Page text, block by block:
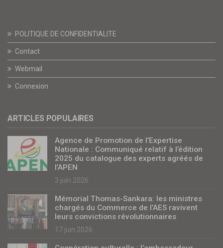
POLITIQUE DE CONFIDENTIALITE
Contact
Webmail
Connexion
ARTICLES POPULAIRES
Agence de Promotion de l’Expertise
Nationale : Communiqué relatif à l’édition
2025 du catalogue des experts agréés de
l’APEN
3 juin 2026
Mémorial Thomas-Sankara: les ministres
chargés du Commerce de l’AES ravivent
leurs convictions révolutionnaires
17 juin 2026